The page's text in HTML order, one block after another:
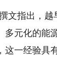
指出，越
元化的能
一经验具